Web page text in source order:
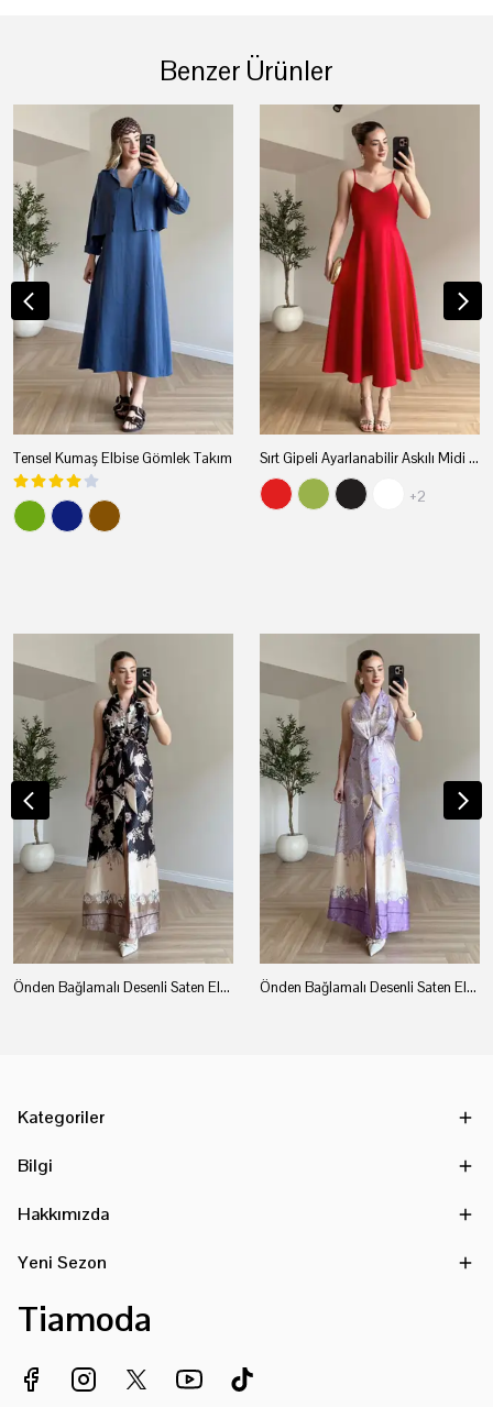
Benzer Ürünler
Tensel Kumaş Elbise Gömlek Takım Sırt Gipeli Ayarlanabilir Askılı Midi Elbise
+2
Önden Bağlamalı Desenli Saten Elbise - Siyah Önden Bağlamalı Desenli Saten Elbise - Lila
Kategoriler
Bilgi
Hakkımızda
Yeni Sezon
Tiamoda